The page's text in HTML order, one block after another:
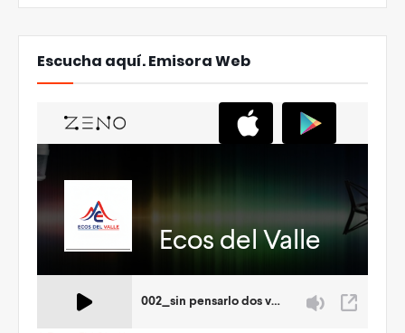
Escucha aquí. Emisora Web